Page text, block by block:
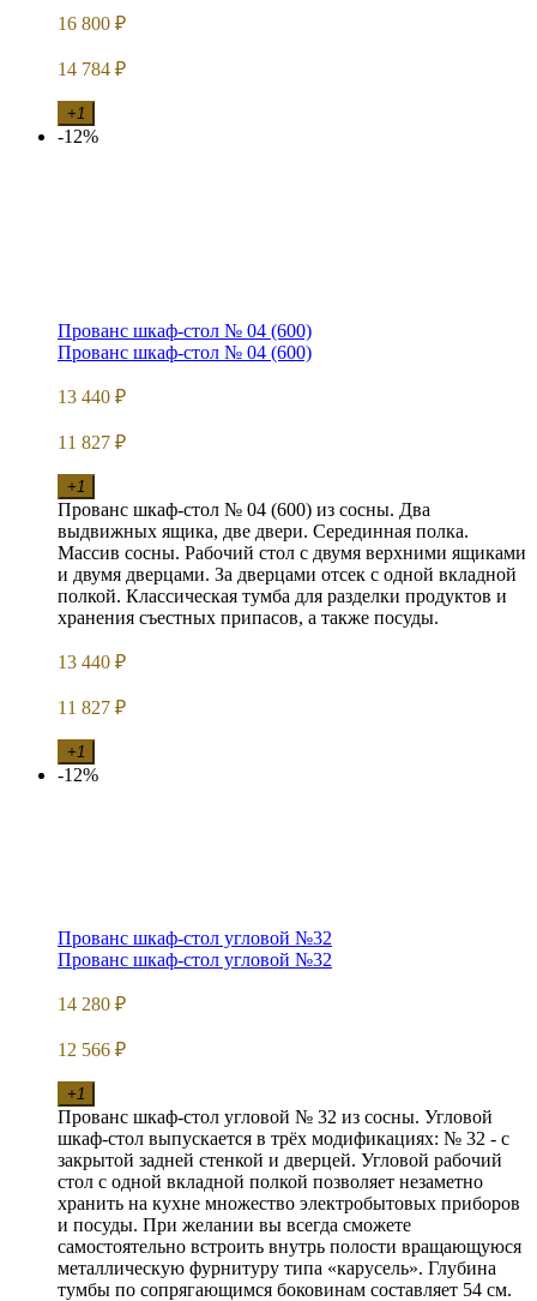
16 800 ₽
14 784 ₽
+1
-12%
Прованс шкаф-стол № 04 (600)
Прованс шкаф-стол № 04 (600)
13 440 ₽
11 827 ₽
+1
Прованс шкаф-стол № 04 (600) из сосны. Два
выдвижных ящика, две двери. Серединная полка.
Массив сосны. Рабочий стол с двумя верхними ящиками
и двумя дверцами. За дверцами отсек с одной вкладной
полкой. Классическая тумба для разделки продуктов и
хранения съестных припасов, а также посуды.
13 440 ₽
11 827 ₽
+1
-12%
Прованс шкаф-стол угловой №32
Прованс шкаф-стол угловой №32
14 280 ₽
12 566 ₽
+1
Прованс шкаф-стол угловой № 32 из сосны. Угловой
шкаф-стол выпускается в трёх модификациях: № 32 - с
закрытой задней стенкой и дверцей. Угловой рабочий
стол с одной вкладной полкой позволяет незаметно
хранить на кухне множество электробытовых приборов
и посуды. При желании вы всегда сможете
самостоятельно встроить внутрь полости вращающуюся
металлическую фурнитуру типа «карусель». Глубина
тумбы по сопрягающимся боковинам составляет 54 см.